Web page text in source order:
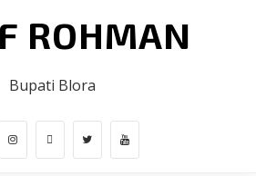
ROHMAN
Bupati Blora